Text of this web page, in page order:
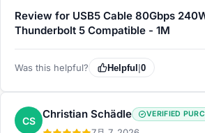
Review for USB5 Cable 80Gbps
Thunderbolt 5 Compatible - 1M
Was this helpful? Helpful|0
CS Christian Schädle VERIFIED